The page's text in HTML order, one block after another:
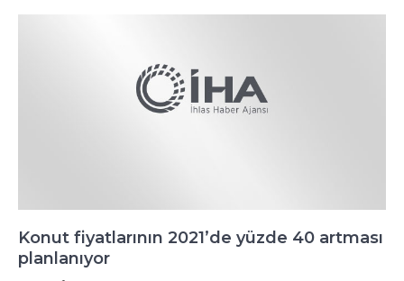
Konut fiyatlarının 2021’de yüzde 40 artması
planlanıyor